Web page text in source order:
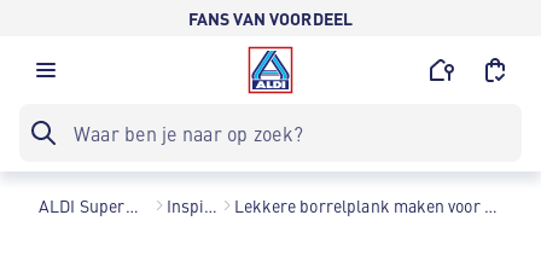
FANS VAN VOORDEEL
ALDI Supermarkten Inspiratie Lekkere borrelplank maken voor de kinderen?